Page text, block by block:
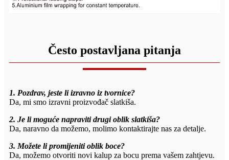
Često postavljana pitanja
1. Pozdrav, jeste li izravno iz tvornice?
Da, mi smo izravni proizvođač slatkiša.
2. Je li moguće napraviti drugi oblik slatkiša?
Da, naravno da možemo, molimo kontaktirajte nas za detalje.
3. Možete li promijeniti oblik boce?
Da, možemo otvoriti novi kalup za bocu prema vašem zahtjevu.